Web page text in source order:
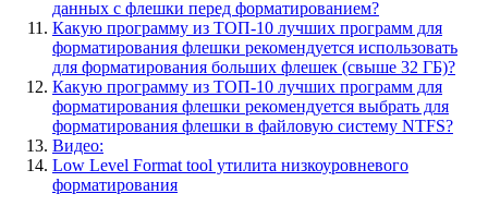
данных с флешки перед форматированием?
Какую программу из ТОП-10 лучших программ для
форматирования флешки рекомендуется использовать
для форматирования больших флешек (свыше 32 ГБ)?
Какую программу из ТОП-10 лучших программ для
форматирования флешки рекомендуется выбрать для
форматирования флешки в файловую систему NTFS?
Видео:
Low Level Format tool утилита низкоуровневого
форматирования